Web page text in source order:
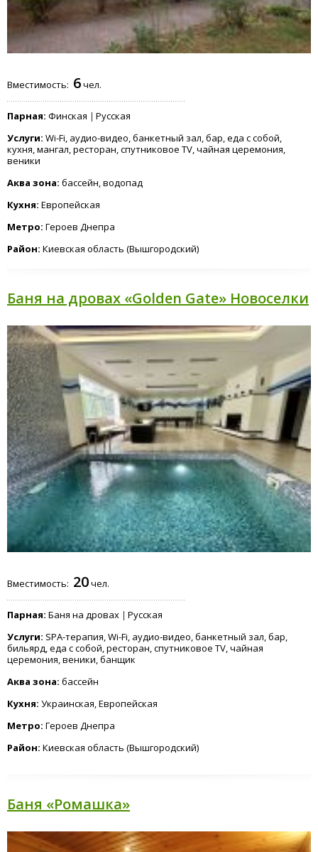
Вместимость: 6чел.
Парная: Финская
Русская
Услуги: Wi-Fi, аудио-видео, банкетный зал, бар, еда с собой,
кухня, мангал, ресторан, спутниковое TV, чайная церемония,
веники
Аква зона: бассейн, водопад
Кухня: Европейская
Метро: Героев Днепра
Район: Киевская область (Вышгородский)
Баня на дровах «Golden Gate» Новоселки
Вместимость: 20чел.
Парная: Баня на дровах
Русская
Услуги: SPA-терапия, Wi-Fi, аудио-видео, банкетный зал, бар,
бильярд, еда с собой, ресторан, спутниковое TV, чайная
церемония, веники, банщик
Аква зона: бассейн
Кухня: Украинская, Европейская
Метро: Героев Днепра
Район: Киевская область (Вышгородский)
Баня «Ромашка»